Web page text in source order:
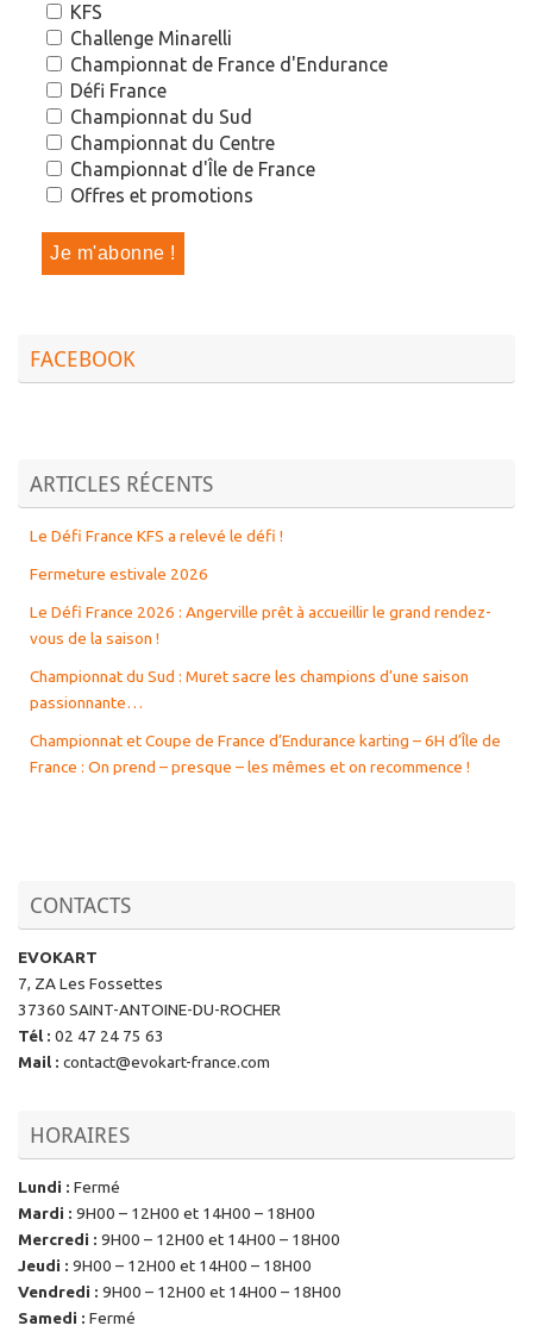
KFS
Challenge Minarelli
Championnat de France d'Endurance
Défi France
Championnat du Sud
Championnat du Centre
Championnat d'Île de France
Offres et promotions
FACEBOOK
ARTICLES RÉCENTS
Le Défi France KFS a relevé le défi !
Fermeture estivale 2026
Le Défi France 2026 : Angerville prêt à accueillir le grand rendez-
vous de la saison !
Championnat du Sud : Muret sacre les champions d’une saison
passionnante…
Championnat et Coupe de France d’Endurance karting – 6H d’Île de
France : On prend – presque – les mêmes et on recommence !
CONTACTS
EVOKART
7, ZA Les Fossettes
37360 SAINT-ANTOINE-DU-ROCHER
Tél : 02 47 24 75 63
Mail : contact@evokart-france.com
HORAIRES
Lundi : Fermé
Mardi : 9H00 – 12H00 et 14H00 – 18H00
Mercredi : 9H00 – 12H00 et 14H00 – 18H00
Jeudi : 9H00 – 12H00 et 14H00 – 18H00
Vendredi : 9H00 – 12H00 et 14H00 – 18H00
Samedi : Fermé